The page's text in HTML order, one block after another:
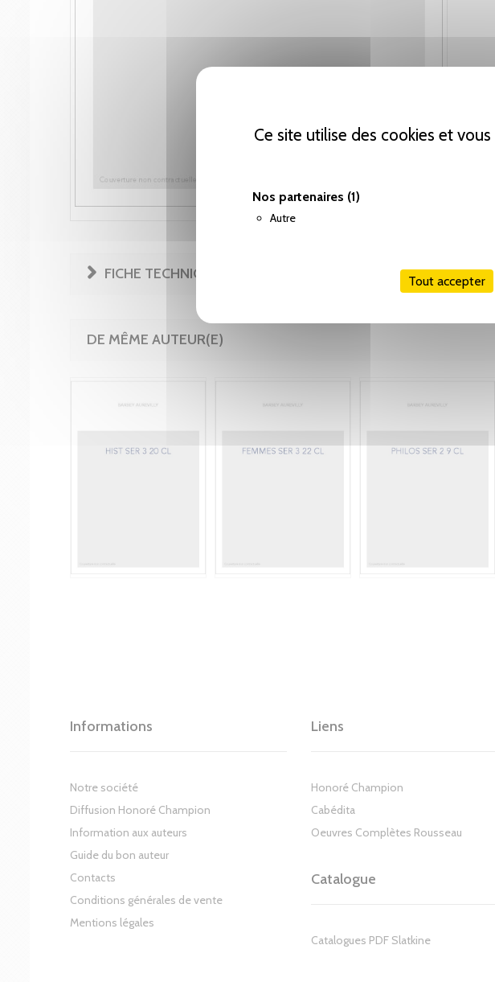
Ce site utilise des cookies et
Nos partenaires (1)
Autre
Tout accepter
FICHE TECHNIQUE
DE MÊME AUTEUR(E)
Informations
Notre société
Diffusion Honoré Champion
Information aux auteurs
Guide du bon auteur
Contacts
Conditions générales de vente
Mentions légales
Liens
Honoré Champion
Cabédita
Oeuvres Complètes Rousseau
Catalogue
Catalogues PDF Slatkine